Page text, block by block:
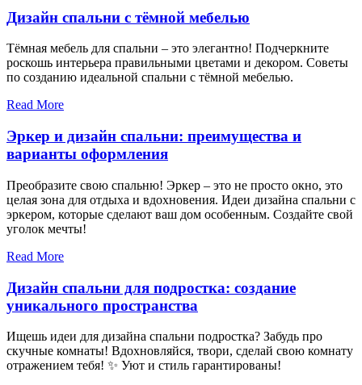
Дизайн спальни с тёмной мебелью
Тёмная мебель для спальни – это элегантно! Подчеркните
роскошь интерьера правильными цветами и декором. Советы
по созданию идеальной спальни с тёмной мебелью.
Read More
Эркер и дизайн спальни: преимущества и
варианты оформления
Преобразите свою спальню! Эркер – это не просто окно, это
целая зона для отдыха и вдохновения. Идеи дизайна спальни с
эркером, которые сделают ваш дом особенным. Создайте свой
уголок мечты!
Read More
Дизайн спальни для подростка: создание
уникального пространства
Ищешь идеи для дизайна спальни подростка? Забудь про
скучные комнаты! Вдохновляйся, твори, сделай свою комнату
отражением тебя! ✨ Уют и стиль гарантированы!